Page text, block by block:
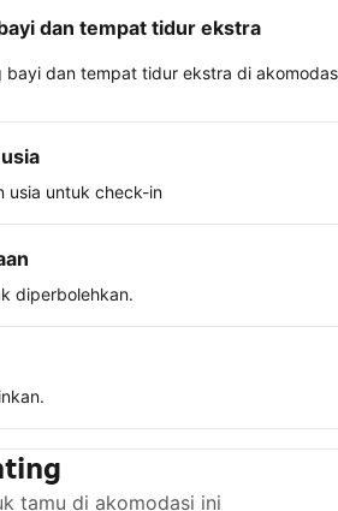
dan tempat tidur ekstra
bayi dan tempat tidur ekstra di
usia untuk check-in
diperbolehkan.
tamu di akomodasi ini